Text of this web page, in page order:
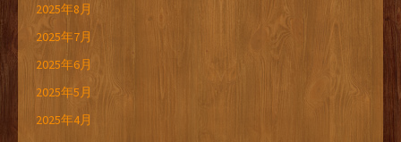
2025年8月
2025年7月
2025年6月
2025年5月
2025年4月